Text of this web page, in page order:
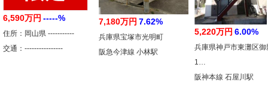
6,590万円 -----%
住所：岡山県 -----------
交通：----------------
7,180万円 7.62%
兵庫県宝塚市光明町
阪急今津線 小林駅
5,220万円 6.00%
兵庫県神戸市東灘区御
1…
阪神本線 石屋川駅